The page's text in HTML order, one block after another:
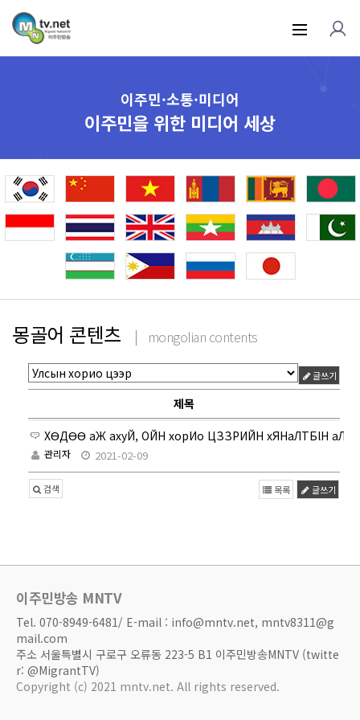
이주민·소통·미디어
이주민을 위한 미디어 세상
몽골어 콘텐츠 mongolian contents
글쓰기
제목
ХӨДӨӨ aЖ axyЙ, ОЙН xopИo ЦЗЗРИЙН xЯНaЛТБlН
관리자 2021-02-09
검색 목록 글쓰기
이주민방송 MNTV
Tel. 070-8949-6481/ E-mail : info@mntv.net, mntv8311@g
mail.com
주소 서울특별시 구로구 오류동 223-5 B1 이주민방송MNTV (twitte
r: @MigrantTV)
Copyright (c) 2021 mntv.net. All rights reserved.